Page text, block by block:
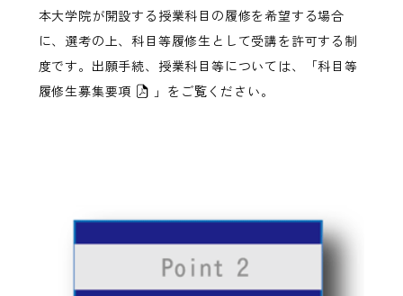
本大学院が開設する授業科目の履修を希望する場合
に、選考の上、科目等履修生として受講を許可する制
度です。出願手続、授業科目等については、「科目等
履修生募集要項
」をご覧ください。